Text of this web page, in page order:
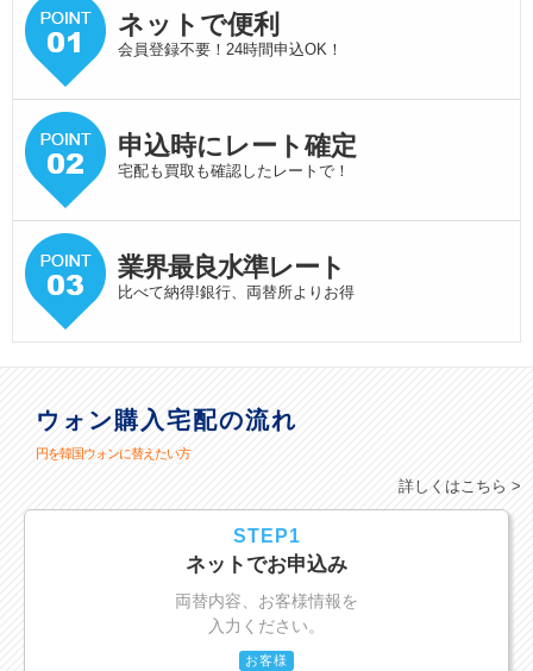
ネットで便利
会員登録不要！24時間申込OK！
申込時にレート確定
宅配も買取も確認したレートで！
業界最良水準レート
比べて納得!銀行、両替所よりお得
ウォン購入宅配の流れ
円を韓国ウォンに替えたい方
詳しくはこちら >
STEP1
ネットでお申込み
両替内容、お客様情報を
入力ください。
お客様